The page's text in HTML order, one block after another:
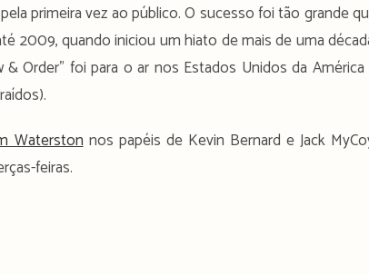
primeira vez ao público. O sucesso foi tão grande
2009, quando iniciou um hiato de mais de uma
& Order” foi para o ar nos Estados Unidos da
Waterstonnos papéis de Kevin Bernard e Jack
feiras.